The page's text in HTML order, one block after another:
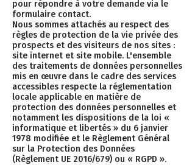
pour répondre à votre demande via le
formulaire contact.
Nous sommes attachés au respect des
règles de protection de la vie privée des
prospects et des visiteurs de nos sites :
site internet et site mobile. L'ensemble
des traitements de données personnelles
mis en œuvre dans le cadre des services
accessibles respecte la réglementation
locale applicable en matière de
protection des données personnelles et
notamment les dispositions de la loi «
informatique et libertés » du 6 janvier
1978 modifiée et le Règlement Général
sur la Protection des Données
(Règlement UE 2016/679) ou « RGPD ».